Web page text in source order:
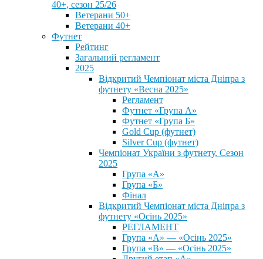
40+, сезон 25/26
Ветерани 50+
Ветерани 40+
Футнет
Рейтинг
Загальний регламент
2025
Відкритий Чемпіонат міста Дніпра з
футнету «Весна 2025»
Регламент
Футнет «Група А»
Футнет «Група Б»
Gold Cup (футнет)
Silver Cup (футнет)
Чемпіонат України з футнету, Сезон
2025
Група «А»
Група «Б»
Фінал
Відкритий Чемпіонат міста Дніпра з
футнету «Осінь 2025»
РЕГЛАМЕНТ
Група «А» — «Осінь 2025»
Група «В» — «Осінь 2025»